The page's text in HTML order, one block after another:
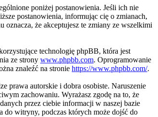
poniżej postanowienia. Jeśli ich nie
postanowienia, informując cię o zmianach,
że akceptujesz te zmiany ze wszelkimi
technologię phpBB, która jest
ze strony www.phpbb.com. Oprogramowanie
znaleźć na stronie https://www.phpbb.com/.
prawa autorskie i dobra osobiste. Naruszenie
zachowaniu. Wyrażasz zgodę na to, że
przez ciebie informacji w naszej bazie
do witryny, podczas których może dojść do